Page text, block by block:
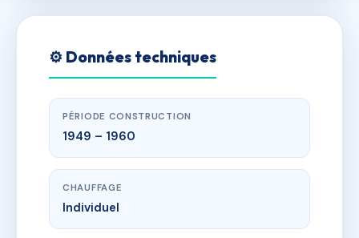
⚙️ Données techniques
PÉRIODE CONSTRUCTION
1949 – 1960
CHAUFFAGE
Individuel